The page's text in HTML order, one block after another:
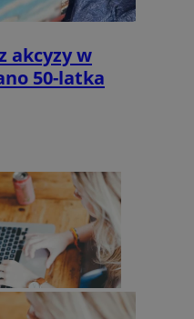
akcyzy w
50-latka